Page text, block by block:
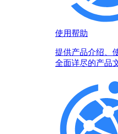
使用帮助
提供产品介绍、
全面详尽的产品